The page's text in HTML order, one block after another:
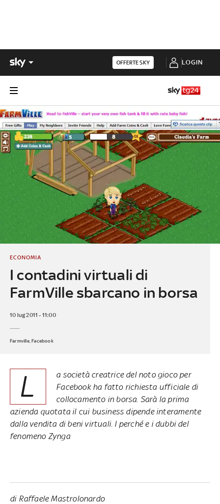
OFFERTE SKY LOGIN
I contadini virtuali di
FarmVille sbarcano in borsa
ECONOMIA
10 lug 2011 - 11:00
Farmville, Facebook
L
a società creatrice del noto gioco per
Facebook ha fatto richiesta ufficiale di
collocamento in borsa. Sarà la prima
azienda quotata il cui business dipende interamente
dalla vendita di beni virtuali. I perché e i dubbi del
fenomeno Zynga
di Raffaele Mastrolonardo